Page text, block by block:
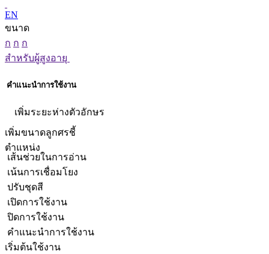
EN
ขนาด
ก ก ก
สำหรับผู้สูงอายุ
คำแนะนำการใช้งาน
เพิ่มระยะห่างตัวอักษร
เพิ่มขนาดลูกศรชี้
ตำแหน่ง
เส้นช่วยในการอ่าน
เน้นการเชื่อมโยง
ปรับชุดสี
เปิดการใช้งาน
ปิดการใช้งาน
คำแนะนำการใช้งาน
เริ่มต้นใช้งาน